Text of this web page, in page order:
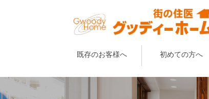
既存のお客様へ 初めての方へ